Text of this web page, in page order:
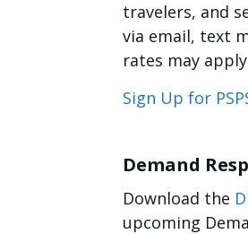
travelers, and
via email, text
rates may
Sign Up for
Demand
Download the
upcoming